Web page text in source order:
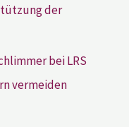
der
bei LRS
vermeiden